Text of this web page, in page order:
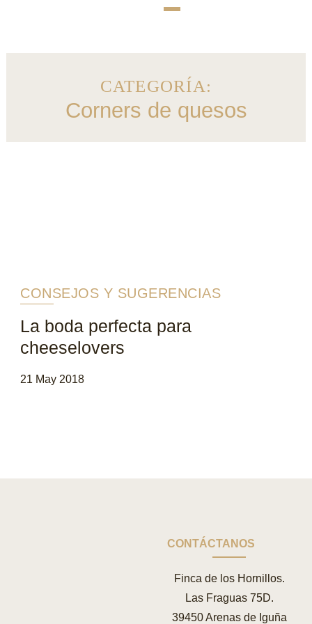
CATEGORÍA:
Corners de quesos
CONSEJOS Y SUGERENCIAS
La boda perfecta para
cheeselovers
21 May 2018
CONTÁCTANOS
Finca de los Hornillos.
Las Fraguas 75D.
39450 Arenas de Iguña